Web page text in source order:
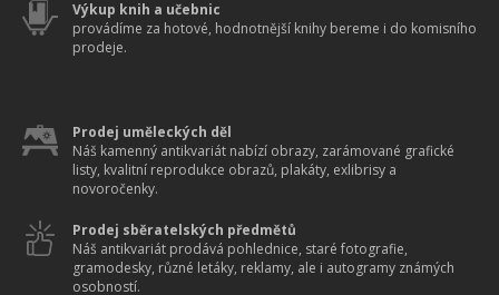
Výkup knih a učebnic
provádíme za hotové, hodnotnější knihy bereme i do komisního
prodeje.
Prodej uměleckých děl
Náš kamenný antikvariát nabízí obrazy, zarámované grafické
listy, kvalitní reprodukce obrazů, plakáty, exlibrisy a
novoročenky.
Prodej sběratelských předmětů
Náš antikvariát prodává pohlednice, staré fotografie,
gramodesky, různé letáky, reklamy, ale i autogramy známých
osobností.